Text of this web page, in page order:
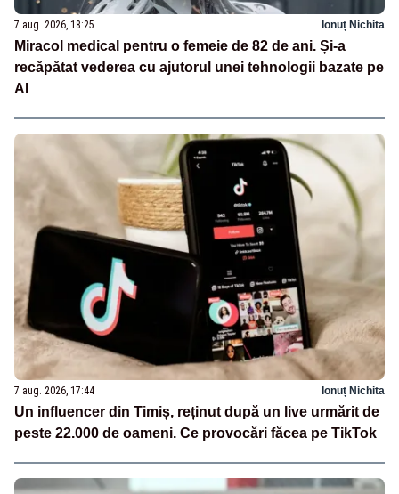
7 aug. 2026, 18:25 Ionuț Nichita
Miracol medical pentru o femeie de 82 de ani. Și-a
recăpătat vederea cu ajutorul unei tehnologii bazate pe
AI
7 aug. 2026, 17:44 Ionuț Nichita
Un influencer din Timiș, reținut după un live urmărit de
peste 22.000 de oameni. Ce provocări făcea pe TikTok